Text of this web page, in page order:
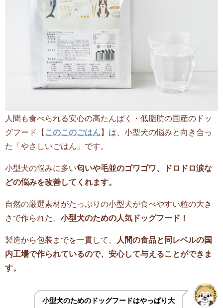
人間も食べられる安心の高たんぱく・低脂肪の国産のドッ
グフード【 このこのごはん 】は、小型犬の悩みと向き合っ
た「やさしいごはん」です。
小型犬の悩みに多い匂いや毛並のゴワゴワ、ドロドロ涙な
どの悩みを改善してくれます。
自然の厳選素材がたっぷりの小型犬が食べやすい粒の大き
さで作られた、 小型犬のための人気ドッグフード！
製造から包装までを一貫して、
人間の食品と同レベルの国
内工場で作られているので、安心して与えることができま
す。
小型犬のためのドッグフードはやっぱり大